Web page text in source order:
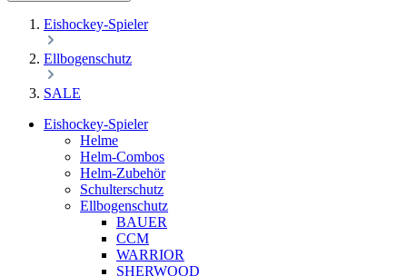
Eishockey-Spieler
Ellbogenschutz
SALE
Eishockey-Spieler
Helme
Helm-Combos
Helm-Zubehör
Schulterschutz
Ellbogenschutz
BAUER
CCM
WARRIOR
SHERWOOD